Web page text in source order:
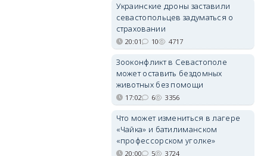
Украинские дроны заставили
севастопольцев задуматься о
страховании
20:01 10 4717
Зооконфликт в Севастополе
может оставить бездомных
животных без помощи
17:02 6 3356
Что может измениться в лагере
«Чайка» и батилиманском
«профессорском уголке»
20:00 5 3724